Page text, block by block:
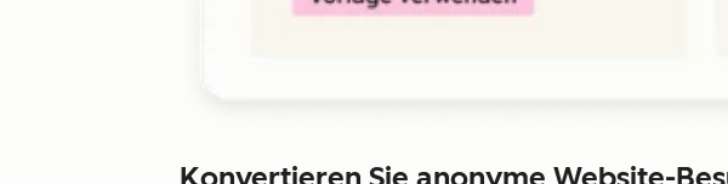
Konvertieren Sie anonyme Website-